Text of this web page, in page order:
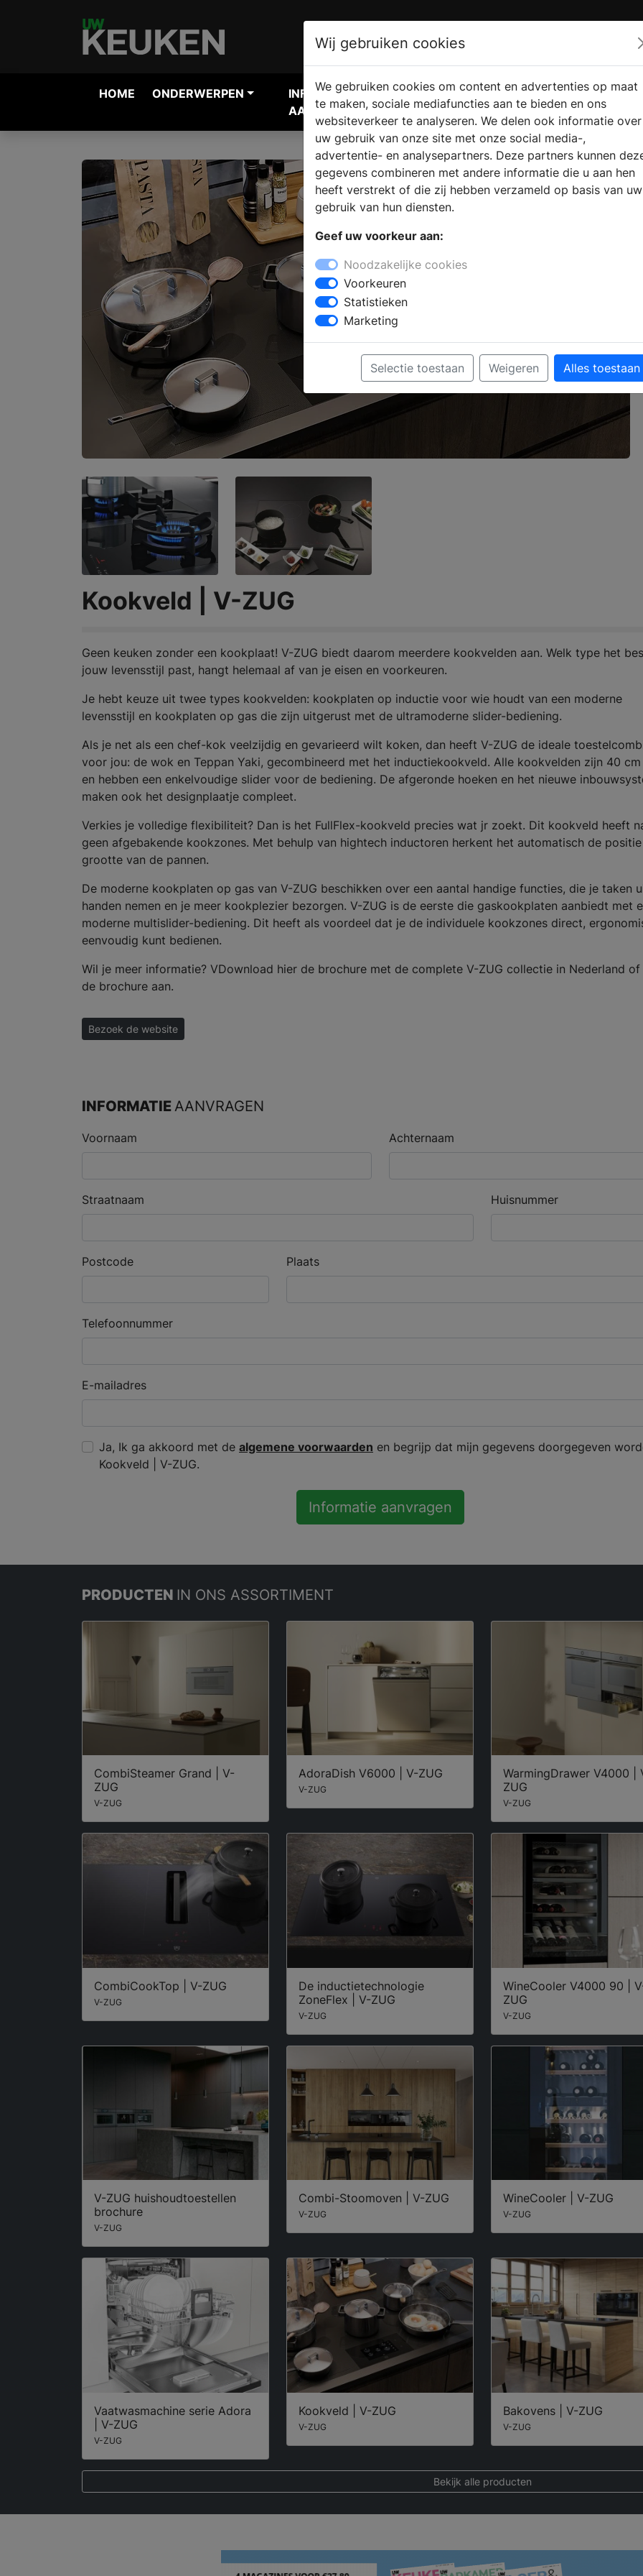
HOME ONDERWERPEN
INFORMATIE
AANVRAGEN
VERKOOPLOCATIE
VINDEN
WEBSHOP
Kookveld | V-ZUG
Geen keuken zonder een kookplaat! V-ZUG biedt daarom meerdere kookvelden aan. Welk type het
jouw levensstijl past, hangt helemaal af van je eisen en voorkeuren.
Je hebt keuze uit twee types kookvelden: kookplaten op inductie voor wie houdt van een moderne
levensstijl en kookplaten op gas die zijn uitgerust met de ultramoderne slider-bediening.
Als je net als een chef-kok veelzijdig en gevarieerd wilt koken, dan heeft V-ZUG de ideale
voor jou: de wok en Teppan Yaki, gecombineerd met het inductiekookveld. Alle kookvelden zijn 40
en hebben een enkelvoudige slider voor de bediening. De afgeronde hoeken en het nieuwe
maken ook het designplaatje compleet.
Verkies je volledige flexibiliteit? Dan is het FullFlex-kookveld precies wat jr zoekt. Dit kookveld heeft
geen afgebakende kookzones. Met behulp van hightech inductoren herkent het automatisch de positie
grootte van de pannen.
De moderne kookplaten op gas van V-ZUG beschikken over een aantal handige functies, die je taken
handen nemen en je meer kookplezier bezorgen. V-ZUG is de eerste die gaskookplaten aanbiedt met
moderne multislider-bediening. Dit heeft als voordeel dat je de individuele kookzones direct,
eenvoudig kunt bedienen.
Wil je meer informatie? VDownload hier de brochure met de complete V-ZUG collectie in Nederland of
de brochure aan.
Bezoek de website
INFORMATIE AANVRAGEN
Voornaam Achternaam
Straatnaam Huisnummer
Postcode Plaats
Telefoonnummer
E-mailadres
Ja, Ik ga akkoord met de algemene voorwaarden en begrijp dat mijn gegevens doorgegeven
Kookveld | V-ZUG.
Informatie aanvragen
PRODUCTEN IN ONS ASSORTIMENT
CombiSteamer Grand | V-
ZUG
V-ZUG
AdoraDish V6000 | V-ZUG
V-ZUG
WarmingDrawer V4000 |
ZUG
V-ZUG
CombiCookTop | V-ZUG
V-ZUG
De inductietechnologie
ZoneFlex | V-ZUG
V-ZUG
WineCooler V4000 90 |
ZUG
V-ZUG
V-ZUG huishoudtoestellen
brochure
V-ZUG
Combi-Stoomoven | V-ZUG
V-ZUG
WineCooler | V-ZUG
V-ZUG
Vaatwasmachine serie Adora
| V-ZUG
V-ZUG
Kookveld | V-ZUG
V-ZUG
Bakovens | V-ZUG
V-ZUG
Bekijk alle producten
Wij gebruiken cookies
We gebruiken cookies om content en advertenties op maat
te maken, sociale mediafuncties aan te bieden en ons
websiteverkeer te analyseren. We delen ook informatie over
uw gebruik van onze site met onze social media-,
advertentie- en analysepartners. Deze partners kunnen
gegevens combineren met andere informatie die u aan hen
heeft verstrekt of die zij hebben verzameld op basis van uw
gebruik van hun diensten.
Geef uw voorkeur aan:
Noodzakelijke cookies
Voorkeuren
Statistieken
Marketing
Selectie toestaan Weigeren Alles toestaan